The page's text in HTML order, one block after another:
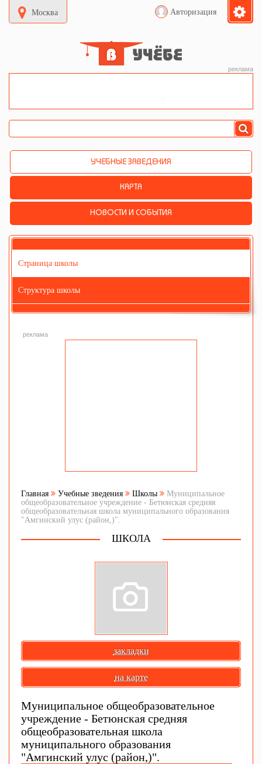
Москва Авторизация
реклама
УЧЕБНЫЕ ЗАВЕДЕНИЯ
КАРТА
НОВОСТИ И СОБЫТИЯ
Страница школы
Структура школы
реклама
Главная Учебные зведения Школы
Муниципальное
общеобразовательное учреждение - Бетюнская средняя
общеобразовательная школа муниципального образования
"Амгинский улус (район,)".
ШКОЛА
закладки
на карте
Муниципальное общеобразовательное
учреждение - Бетюнская средняя
общеобразовательная школа
муниципального образования
"Амгинский улус (район,)".